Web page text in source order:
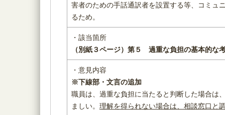
害者のための手話通訳者を設置する等、コミュ
るため。
・該当箇所
（別紙３ページ） 第５ 過重な負担の基本的な
・意見内容
※下線部・文言の追加
職員は、過重な負担に当たると判断した場合は
ましい。 理解を得られない場合は、相談窓口と